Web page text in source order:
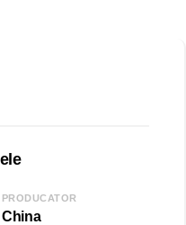
PRODUCATOR
China